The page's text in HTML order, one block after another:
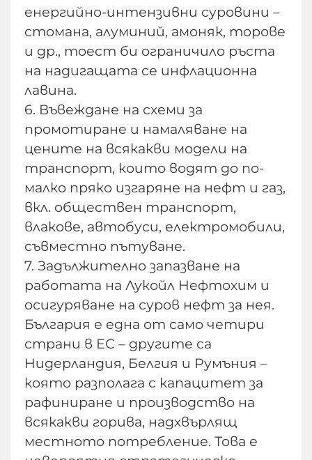
енергийно-интензивни суровини –
стомана, алуминий, амоняк, торове
и др., тоест би ограничило ръста
на надигащата се инфлационна
лавина.
6. Въвеждане на схеми за
промотиране и намаляване на
цените на всякакви модели на
транспорт, които водят до по-
малко пряко изгаряне на нефт и газ,
вкл. обществен транспорт,
влакове, автобуси, електромобили,
съвместно пътуване.
7. Задължително запазване на
работата на Лукойл Нефтохим и
осигуряване на суров нефт за нея.
България е една от само четири
страни в ЕС – другите са
Нидерландия, Белгия и Румъния –
която разполага с капацитет за
рафиниране и производство на
всякакви горива, надхвърлящ
местното потребление. Това е